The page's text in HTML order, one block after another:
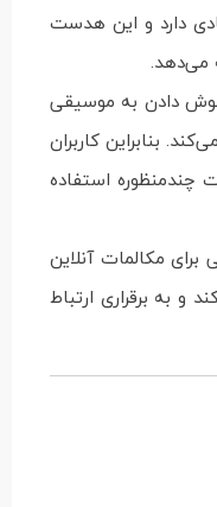
دارد و این هدست
می‌دهد.
گوش دادن به موسیقی
بنابراین کاربران
چندمنظوره استفاده
مکالمات آنلاین
و به برقراری ارتباط